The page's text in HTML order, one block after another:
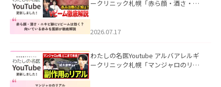
ークリニック札幌「赤ら顔・酒さ・ニ
した。
2026.07.17
わたしの名医Youtube アルバアレルギ
ークリニック札幌「マンジャロのリア